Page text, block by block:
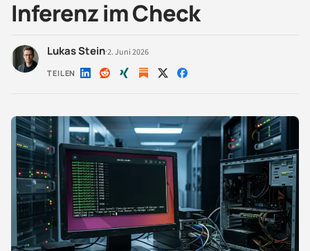
Inferenz im Check
Lukas Stein·2. Juni 2026
TEILEN Auf Auf Auf Auf Auf